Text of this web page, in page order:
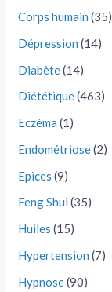
Corps humain (35)
Dépression (14)
Diabète(14)
Diététique(463)
Eczéma (1)
Endométriose(2)
Epices (9)
Feng Shui (35)
Huiles (15)
Hypertension (7)
Hypnose(90)